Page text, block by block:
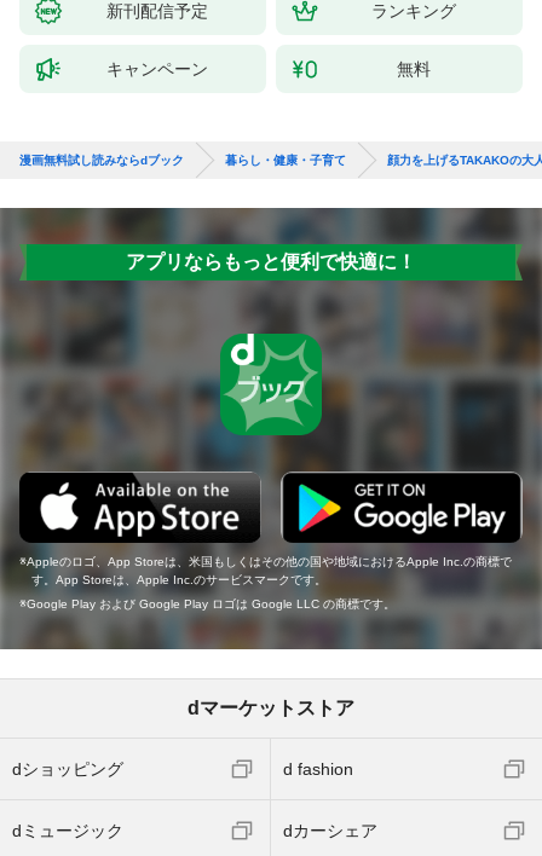
新刊配信予定 ランキング
キャンペーン 無料
漫画無料試し読みならdブック 暮らし・健康・子育て 顔力を上げるTAKAKOの大
アプリならもっと便利で快適に！
Appleのロゴ、App Storeは、米国もしくはその他の国や地域におけるApple Inc.の商標で
す。App Storeは、Apple Inc.のサービスマークです。
Google Play および Google Play ロゴは Google LLC の商標です。
dマーケットストア
dショッピング d fashion
dミュージック dカーシェア